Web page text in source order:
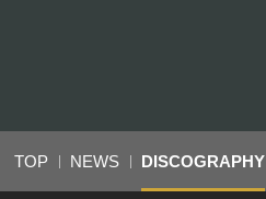
TOP NEWS DISCOGRAPHY